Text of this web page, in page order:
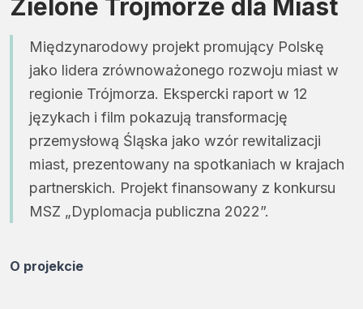
Zielone Trójmorze dla Miast
Międzynarodowy projekt promujący Polskę
jako lidera zrównoważonego rozwoju miast w
regionie Trójmorza. Ekspercki raport w 12
językach i film pokazują transformację
przemysłową Śląska jako wzór rewitalizacji
miast, prezentowany na spotkaniach w krajach
partnerskich. Projekt finansowany z konkursu
MSZ „Dyplomacja publiczna 2022”.
O projekcie